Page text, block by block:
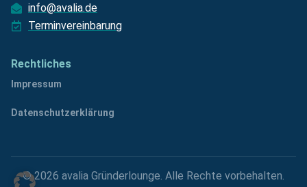
info@avalia.de
Terminvereinbarung
Rechtliches
Impressum
Datenschutzerklärung
© 2026 avalia Gründerlounge. Alle Rechte vorbehalten.